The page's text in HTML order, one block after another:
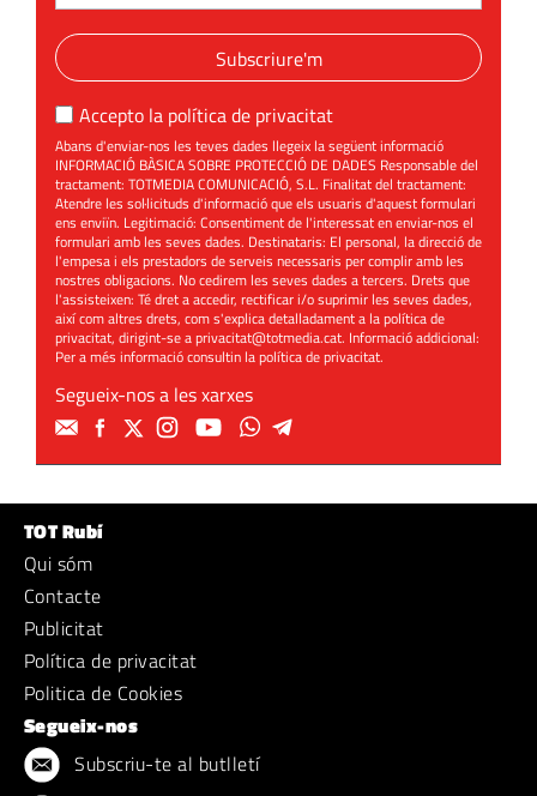
Subscriure'm
Accepto la política de privacitat
Abans d'enviar-nos les teves dades llegeix la següent informació
INFORMACIÓ BÀSICA SOBRE PROTECCIÓ DE DADES Responsable del
tractament: TOTMEDIA COMUNICACIÓ, S.L. Finalitat del tractament:
Atendre les sol·licituds d'informació que els usuaris d'aquest formulari
ens enviïn. Legitimació: Consentiment de l'interessat en enviar-nos el
formulari amb les seves dades. Destinataris: El personal, la direcció de
l'empesa i els prestadors de serveis necessaris per complir amb les
nostres obligacions. No cedirem les seves dades a tercers. Drets que
l'assisteixen: Té dret a accedir, rectificar i/o suprimir les seves dades,
així com altres drets, com s'explica detalladament a la política de
privacitat, dirigint-se aprivacitat@totmedia.cat. Informació addicional:
Per a més informació consultin lapolítica de privacitat.
Segueix-nos a les xarxes
TOT Rubí
Qui sóm
Contacte
Publicitat
Política de privacitat
Politica de Cookies
Segueix-nos
Subscriu-te al butlletí